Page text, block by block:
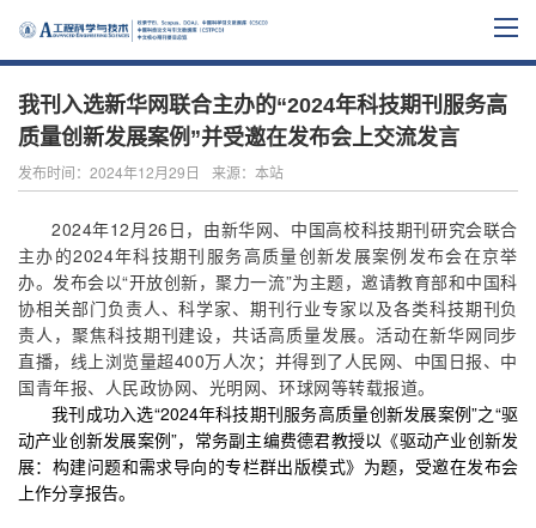
我刊入选新华网联合主办的“2024年科技期刊服务高
质量创新发展案例”并受邀在发布会上交流发言
发布时间：2024年12月29日 来源：本站
2024年12月26日，由新华网、中国高校科技期刊研究会联合
主办的2024年科技期刊服务高质量创新发展案例发布会在京举
办。发布会以“开放创新，聚力一流”为主题，邀请教育部和中国科
协相关部门负责人、科学家、期刊行业专家以及各类科技期刊负
责人，聚焦科技期刊建设，共话高质量发展。活动在新华网同步
直播，线上浏览量超400万人次；并得到了人民网、中国日报、中
国青年报、人民政协网、光明网、环球网等转载报道。
我刊成功入选“2024年科技期刊服务高质量创新发展案例”之“驱
动产业创新发展案例”，常务副主编费德君教授以《驱动产业创新发
展：构建问题和需求导向的专栏群出版模式》为题，受邀在发布会
上作分享报告。